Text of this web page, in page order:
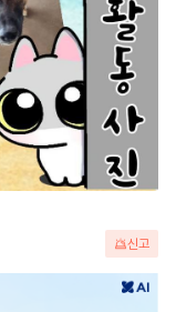
신고